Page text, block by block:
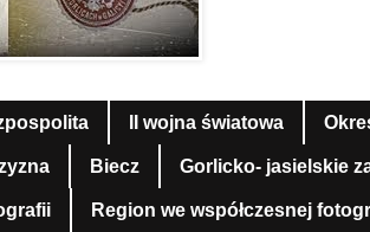
II wojna światowa
Biecz Gorlicko- jasielskie
Region we współczesnej